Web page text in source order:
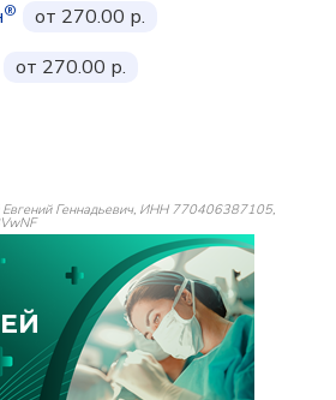
®
от 270.00 р.
от 270.00 р.
Геннадьевич, ИНН 770406387105,